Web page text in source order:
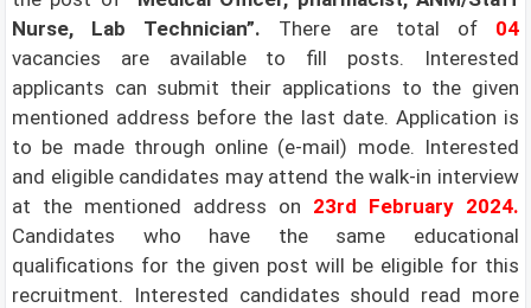
Nurse, Lab Technician”. There are total of
04
vacancies are available to fill posts. Interested
applicants can submit their applications to the given
mentioned address before the last date. Application is
to be made through online (e-mail) mode. Interested
and eligible candidates may attend the walk-in interview
at the mentioned address on 23rd February 2024.
Candidates who have the same educational
qualifications for the given post will be eligible for this
recruitment. Interested candidates should read more